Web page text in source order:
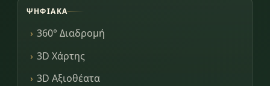
ΨΗΦΙΑΚΆ
360° Διαδρομή
3D Χάρτης
3D Αξιοθέατα